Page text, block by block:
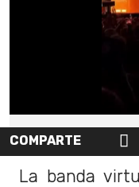
COMPARTE
La banda